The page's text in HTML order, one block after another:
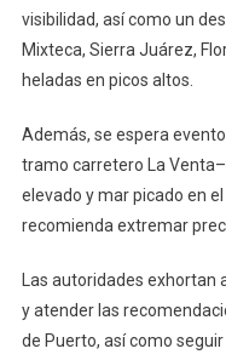
visibilidad, así como un
Mixteca, Sierra Juárez,
heladas en picos altos.
Además, se espera
tramo carretero La
elevado y mar picado en
recomienda extremar
Las autoridades
y atender las
de Puerto, así como